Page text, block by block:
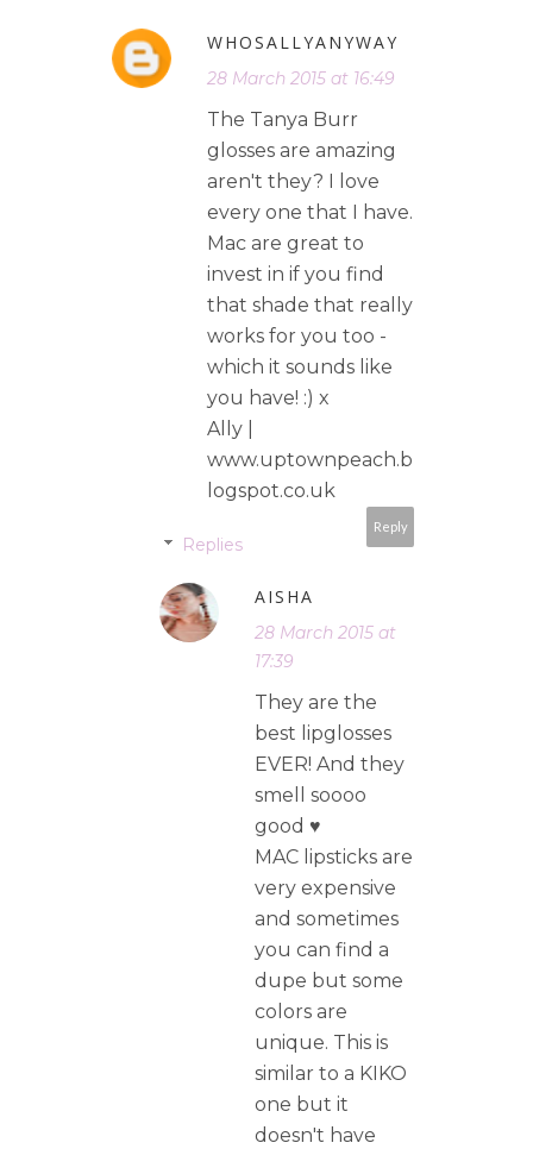
WHOSALLYANYWAY
28 March 2015 at 16:49
The Tanya Burr
glosses are amazing
aren't they? I love
every one that I have.
Mac are great to
invest in if you find
that shade that really
works for you too -
which it sounds like
you have! :) x
Ally |
www.uptownpeach.b
logspot.co.uk
Reply
Replies
AISHA
28 March 2015 at
17:39
They are the
best lipglosses
EVER! And they
smell soooo
good ♥
MAC lipsticks are
very expensive
and sometimes
you can find a
dupe but some
colors are
unique. This is
similar to a KIKO
one but it
doesn't have